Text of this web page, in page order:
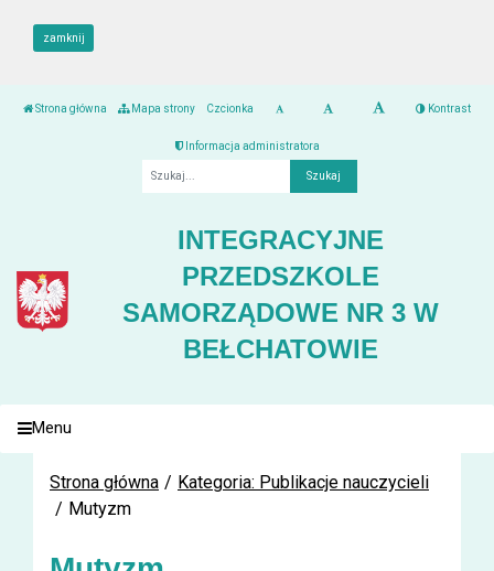
zamknij
Strona główna Mapa strony Czcionka Kontrast
Informacja administratora
INTEGRACYJNE
PRZEDSZKOLE
SAMORZĄDOWE NR 3 W
BEŁCHATOWIE
Menu
Strona główna
Kategoria: Publikacje nauczycieli
Mutyzm